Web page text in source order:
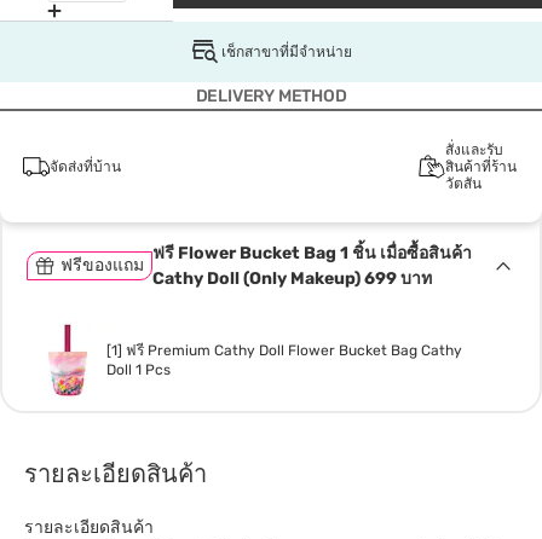
เช็กสาขาที่มีจำหน่าย
DELIVERY METHOD
จัดส่งที่บ้าน
สั่งและรับ
สินค้าที่ร้าน
วัตสัน
ฟรีของแถม
ฟรี Flower Bucket Bag 1 ชิ้น เมื่อซื้อสินค้า
Cathy Doll (Only Makeup) 699 บาท
[1] ฟรี Premium Cathy Doll Flower Bucket Bag Cathy
Doll 1 Pcs
รายละเอียดสินค้า
รายละเอียดสินค้า